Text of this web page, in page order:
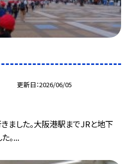
更新日 2026/06/05
ました。大阪港駅までJRと地下
。...